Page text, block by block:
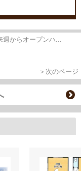
週からオープンハ...
＞次のページ